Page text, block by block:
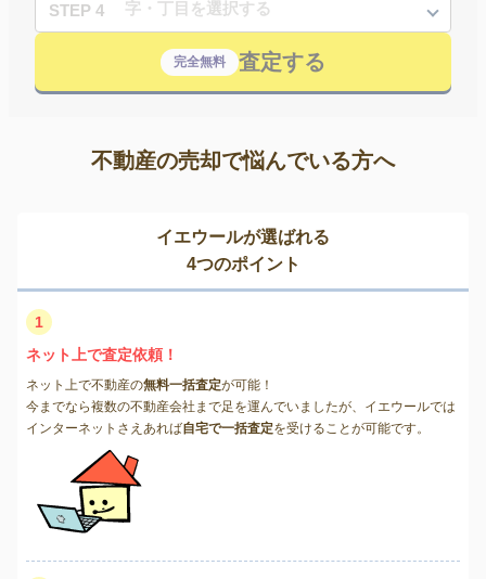
STEP 4
完全無料 査定する
不動産の売却で悩んでいる方へ
イエウールが選ばれる
4つのポイント
1
ネット上で査定依頼！
ネット上で不動産の無料一括査定が可能！
今までなら複数の不動産会社まで足を運んでいましたが、イエウールでは
インターネットさえあれば自宅で一括査定を受けることが可能です。